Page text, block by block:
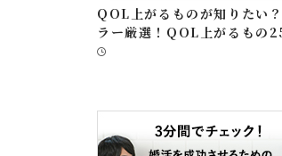
QOL上がるものが知りたい
ラー厳選！QOL上がるもの